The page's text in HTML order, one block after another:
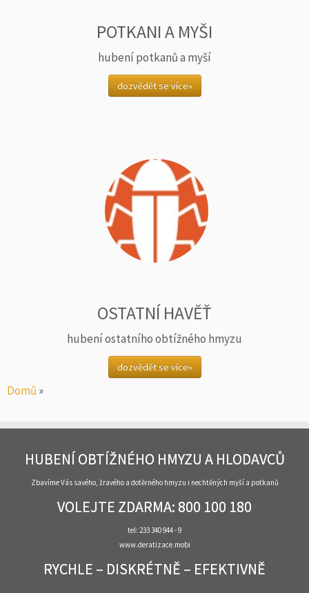
POTKANI A MYŠI
hubení potkanů a myší
dozvědět se více»
OSTATNÍ HAVĚŤ
hubení ostatního obtížného hmyzu
dozvědět se více»
Domů »
HUBENÍ OBTÍŽNÉHO HMYZU A HLODAVCŮ
Zbavíme Vás savého, žravého a dotěrného hmyzu i nechtěných myší a potkanů
VOLEJTE ZDARMA: 800 100 180
tel: 233 340 944 - 9
www.deratizace.mobi
RYCHLE – DISKRÉTNĚ – EFEKTIVNĚ